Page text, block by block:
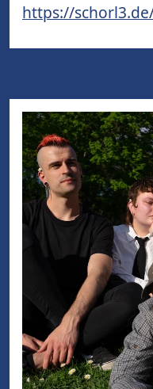
https://